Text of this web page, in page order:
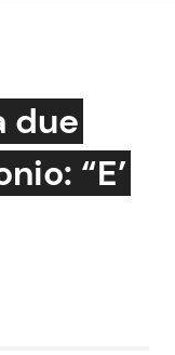
e TV
VIP
due
“E’